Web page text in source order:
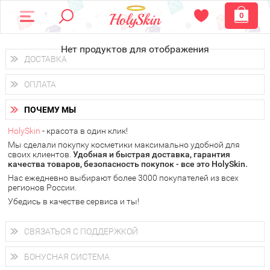
0
Нет продуктов для отображения
ДОСТАВКА
Доставка осуществляетсяпо всем городам России.
Вы можете выбрать доставку курьером, Почтой России или
получить заказ в пунктах выдачи PickPoint или пункте
самовывоза.
В 20 городах России доставка осуществляется ужена
следующий день.
у Вас всегда есть возможность получитьбесплатную
доставку от HolySkin.
подробнее об условиях доставки и оплаты в Вашем городе
ОПЛАТА
Вы можете оплатить свой заказ любым удобным способом:
наличными деньгами (
через интернет-банк (Альфа-банк, Сбербанк) и другими
электронными способами.
ПОЧЕМУ МЫ
HolySkin - красота в один клик!
Мы сделали покупку косметики максимально удобной для
своих клиентов. Удобная и быстрая доставка, гарантия
качества товаров, безопасность покупок - все это HolySkin.
Нас ежедневно выбирают более 3000 покупателей из всех
регионов России.
Убедись в качестве сервиса и ты!
СВЯЗАТЬСЯ С ПОДДЕРЖКОЙ
+7 (800) 707-24-55
Мы будем рады ответить на все Ваши вопросы по работе
магазина, проконсультировать по товарам, рассказать о
БОНУСНАЯ СИСТЕМА